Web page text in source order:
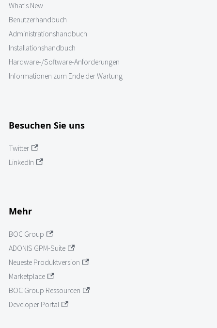
What's New
Benutzerhandbuch
Administrationshandbuch
Installationshandbuch
Hardware-/Software-Anforderungen
Informationen zum Ende der Wartung
Besuchen Sie uns
Twitter
LinkedIn
Mehr
BOC Group
ADONIS GPM-Suite
Neueste Produktversion
Marketplace
BOC Group Ressourcen
Developer Portal